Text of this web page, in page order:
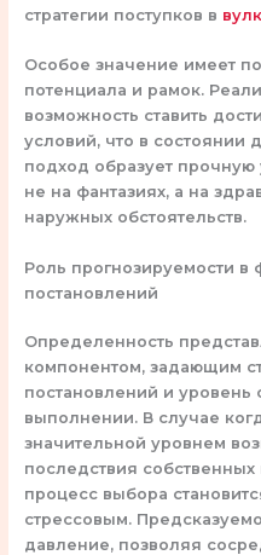
стратегии поступков в
Особое значение имеет
потенциала и рамок.
возможность ставить
условий, что в состоянии
подход образует
не на фантазиях, а на
наружных обстоятельств.
Роль прогнозируемости в
постановлений
Определенность
компонентом, задающим
постановлений и уровень
выполнении. В случае
значительной уровнем
последствия
процесс выбора
стрессовым.
давление, позволяя